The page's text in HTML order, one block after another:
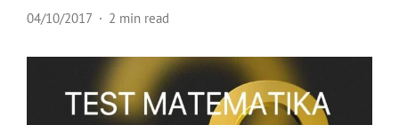
04/10/2017 2 min read